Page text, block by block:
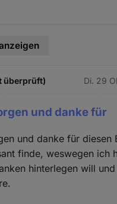
überprüft) Di. 29
und danke für
und danke für diesen
finde, weswegen ich
hinterlegen will